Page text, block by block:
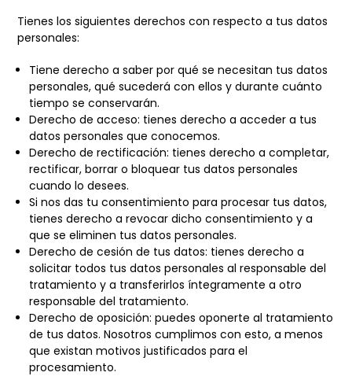
Tienes los siguientes derechos con respecto a tus datos
personales:
Tiene derecho a saber por qué se necesitan tus datos
personales, qué sucederá con ellos y durante cuánto
tiempo se conservarán.
Derecho de acceso: tienes derecho a acceder a tus
datos personales que conocemos.
Derecho de rectificación: tienes derecho a completar,
rectificar, borrar o bloquear tus datos personales
cuando lo desees.
Si nos das tu consentimiento para procesar tus datos,
tienes derecho a revocar dicho consentimiento y a
que se eliminen tus datos personales.
Derecho de cesión de tus datos: tienes derecho a
solicitar todos tus datos personales al responsable del
tratamiento y a transferirlos íntegramente a otro
responsable del tratamiento.
Derecho de oposición: puedes oponerte al tratamiento
de tus datos. Nosotros cumplimos con esto, a menos
que existan motivos justificados para el
procesamiento.